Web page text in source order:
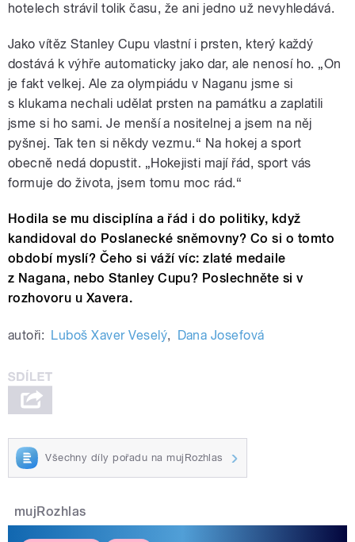
hotelech strávil tolik času, že ani jedno už nevyhledává.
Jako vítěz Stanley Cupu vlastní i prsten, který každý
dostává k výhře automaticky jako dar, ale nenosí ho. „On
je fakt velkej. Ale za olympiádu v Naganu jsme si
s klukama nechali udělat prsten na památku a zaplatili
jsme si ho sami. Je menší a nositelnej a jsem na něj
pyšnej. Tak ten si někdy vezmu.“ Na hokej a sport
obecně nedá dopustit. „Hokejisti mají řád, sport vás
formuje do života, jsem tomu moc rád.“
Hodila se mu disciplína a řád i do politiky, když
kandidoval do Poslanecké sněmovny? Co si o tomto
období myslí? Čeho si váží víc: zlaté medaile
z Nagana, nebo Stanley Cupu? Poslechněte si v
rozhovoru u Xavera.
autoři: Luboš Xaver Veselý, Dana Josefová
Všechny díly pořadu na mujRozhlas
mujRozhlas